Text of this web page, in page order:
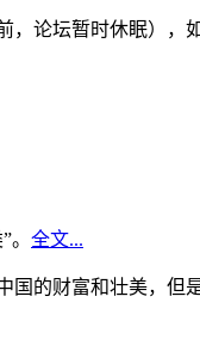
论坛暂时休眠），
全文...
国的财富和壮美，但